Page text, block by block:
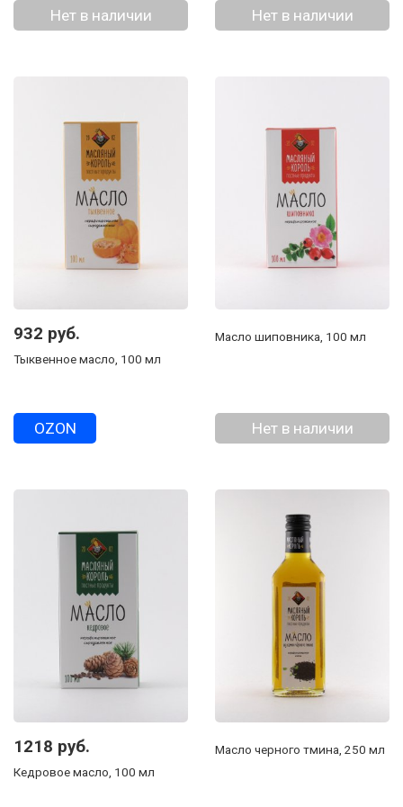
Нет в наличии Нет в наличии
932 руб.
Тыквенное масло, 100 мл
OZON
Масло шиповника, 100 мл
Нет в наличии
1218 руб.
Кедровое масло, 100 мл
Масло черного тмина, 250 мл